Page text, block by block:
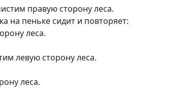
правую сторону леса.
на пеньке сидит и повторяет:
леса.
левую сторону леса.
леса.